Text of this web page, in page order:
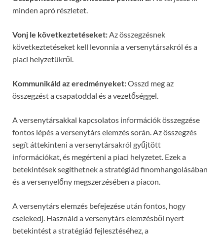
minden apró részletet.
Vonj le következtetéseket: Az összegzésnek
következtetéseket kell levonnia a versenytársakról és a
piaci helyzetükről.
Kommunikáld az eredményeket:Osszd meg az
összegzést a csapatoddal és a vezetőséggel.
A versenytársakkal kapcsolatos információk összegzése
fontos lépés a versenytárs elemzés során. Az összegzés
segít áttekinteni a versenytársakról gyűjtött
információkat, és megérteni a piaci helyzetet. Ezek a
betekintések segíthetnek a stratégiád finomhangolásában
és a versenyelőny megszerzésében a piacon.
A versenytárs elemzés befejezése után fontos, hogy
cselekedj. Használd a versenytárs elemzésből nyert
betekintést a stratégiád fejlesztéséhez, a